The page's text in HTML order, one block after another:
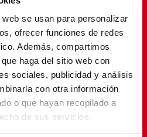
se usan para personalizar
ofrecer funciones de redes
Además, compartimos
haga del sitio web con
sociales, publicidad y análisis
con otra información
o que hayan recopilado a
de sus servicios.